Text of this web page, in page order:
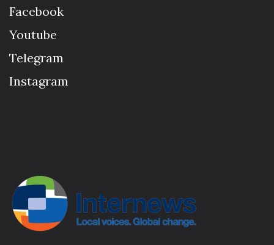
Facebook
Youtube
Telegram
Instagram